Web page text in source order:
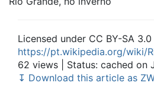
Licensed under CC BY-SA
https://pt.wikipedia.org/wiki/
62 views | Status: cached on
↧ Download this article as